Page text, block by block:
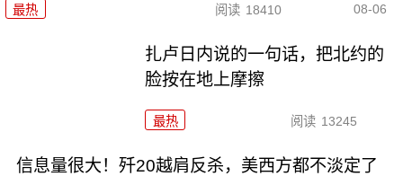
最热 阅读 18410 08-06
扎卢日内说的一句话，把北约的
脸按在地上摩擦
最热 阅读 13245
信息量很大！歼20越肩反杀，美西方都不淡定了